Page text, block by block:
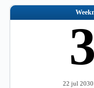
22 jul